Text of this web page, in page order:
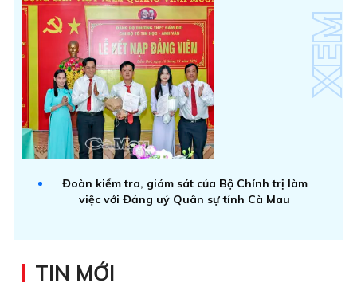
Đoàn kiểm tra, giám sát của Bộ Chính trị làm
việc với Đảng uỷ Quân sự tỉnh Cà Mau
TIN MỚI